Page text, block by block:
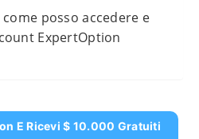
posso accedere e
ExpertOption
E Ricevi $ 10.000 Gratuiti